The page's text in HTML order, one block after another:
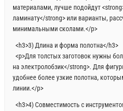
материалами, лучше подойдут
ламинату</strong> или варианты,
минимальными сколами.</p>
<h3>3) Длина и форма полотна</h3>
<p>Для толстых заготовок нужны
на электролобзик</strong>. Для
удобнее более узкие полотна,
линии.</p>
<h3>4) Совместимость с